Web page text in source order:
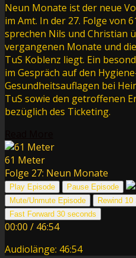
Neun Monate ist der neue
im Amt. In der 27. Folge von
sprechen Nils und Christian
vergangenen Monate und
TuS Koblenz liegt. Ein
im Gespräch auf den
Gesundheitsauflagen bei
TuS sowie den getroffenen
bezüglich des Ticketing.
61 Meter
Folge 27: Neun Monate
Play Episode
Pause Episode
Mute/Unmute Episode
Rewind 10
Fast Forward 30 seconds
00:00 / 46:54
Audiolänge: 46:54